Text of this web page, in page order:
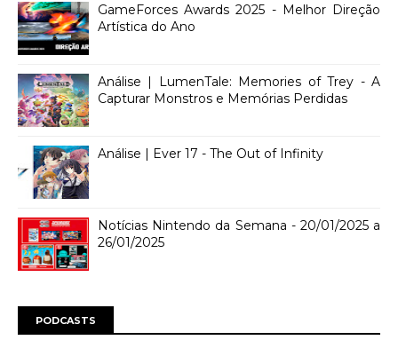
GameForces Awards 2025 - Melhor Direção
Artística do Ano
Análise | LumenTale: Memories of Trey - A
Capturar Monstros e Memórias Perdidas
Análise | Ever 17 - The Out of Infinity
Notícias Nintendo da Semana - 20/01/2025 a
26/01/2025
PODCASTS